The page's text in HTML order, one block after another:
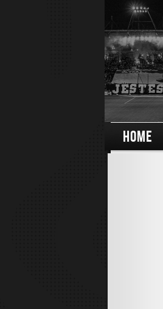
HOME